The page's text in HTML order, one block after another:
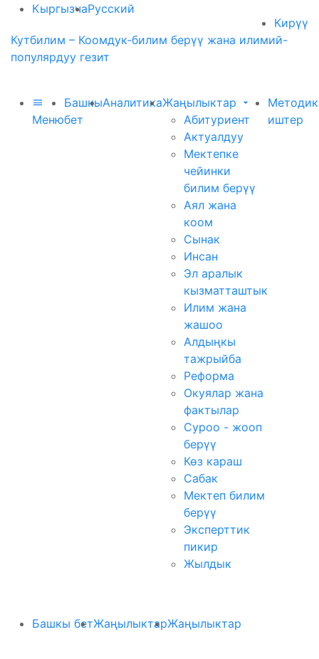
КыргызчаРусский
Кирүү
Кутбилим – Коомдук-билим берүү жана илимий-
популярдуу гезит
Меню
Башкы
бет
АналитикаЖаңылыктар
Абитуриент
Актуалдуу
Мектепке
чейинки
билим берүү
Аял жана
коом
Сынак
Инсан
Эл аралык
кызматташтык
Илим жана
жашоо
Алдыңкы
тажрыйба
Реформа
Окуялар жана
фактылар
Суроо - жооп
берүү
Көз караш
Сабак
Мектеп билим
берүү
Эксперттик
пикир
Жылдык
иштер
Башкы бетЖаңылыктарЖаңылыктар